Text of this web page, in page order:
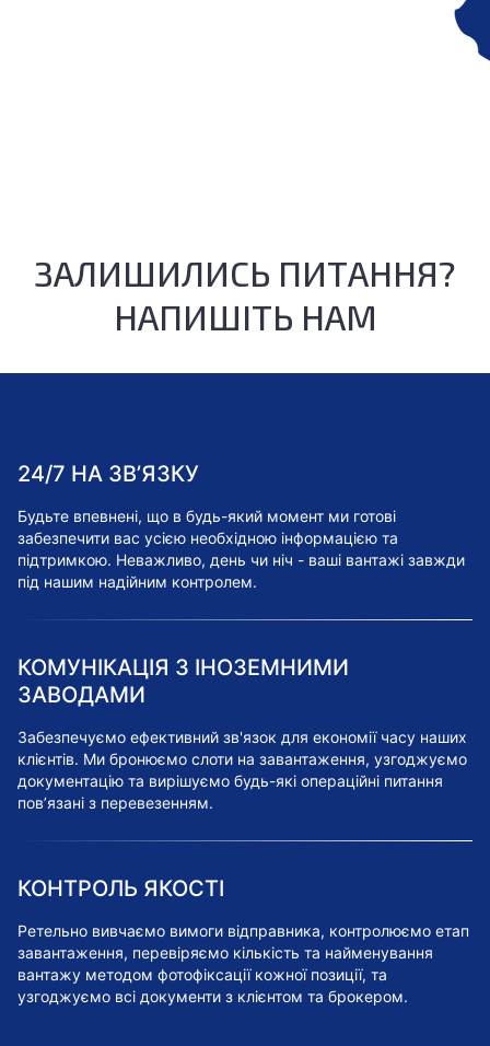
ЗАЛИШИЛИСЬ ПИТАННЯ?
НАПИШІТЬ НАМ
24/7 НА ЗВ’ЯЗКУ
Будьте впевнені, що в будь-який момент ми готові
забезпечити вас усією необхідною інформацією та
підтримкою. Неважливо, день чи ніч - ваші вантажі завжди
під нашим надійним контролем.
КОМУНІКАЦІЯ З ІНОЗЕМНИМИ
ЗАВОДАМИ
Забезпечуємо ефективний зв'язок для економії часу наших
клієнтів. Ми бронюємо слоти на завантаження, узгоджуємо
документацію та вирішуємо будь-які операційні питання
пов’язані з перевезенням.
КОНТРОЛЬ ЯКОСТІ
Ретельно вивчаємо вимоги відправника, контролюємо етап
завантаження, перевіряємо кількість та найменування
вантажу методом фотофіксації кожної позиції, та
узгоджуємо всі документи з клієнтом та брокером.